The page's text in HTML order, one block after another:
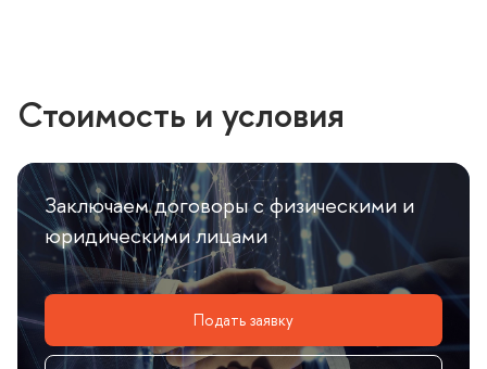
Стоимость и условия
Заключаем договоры с физическими и
юридическими лицами
Подать заявку